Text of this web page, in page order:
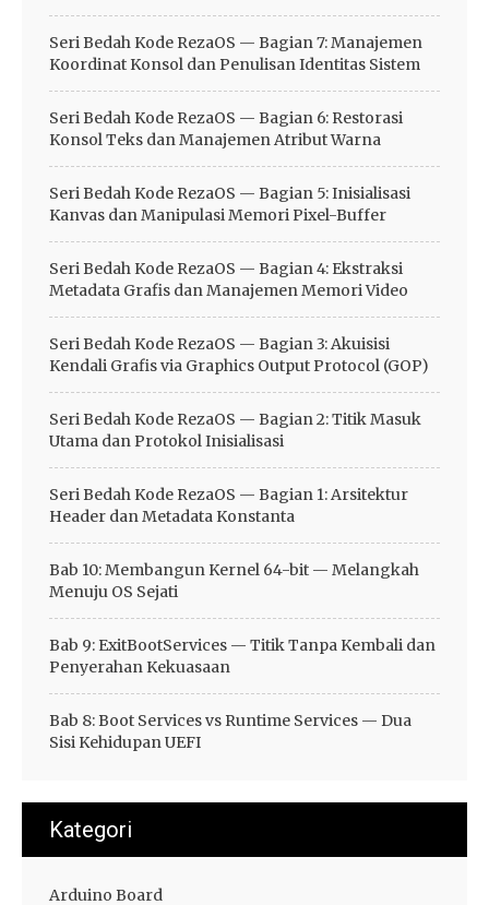
Seri Bedah Kode RezaOS — Bagian 7: Manajemen
Koordinat Konsol dan Penulisan Identitas Sistem
Seri Bedah Kode RezaOS — Bagian 6: Restorasi
Konsol Teks dan Manajemen Atribut Warna
Seri Bedah Kode RezaOS — Bagian 5: Inisialisasi
Kanvas dan Manipulasi Memori Pixel-Buffer
Seri Bedah Kode RezaOS — Bagian 4: Ekstraksi
Metadata Grafis dan Manajemen Memori Video
Seri Bedah Kode RezaOS — Bagian 3: Akuisisi
Kendali Grafis via Graphics Output Protocol (GOP)
Seri Bedah Kode RezaOS — Bagian 2: Titik Masuk
Utama dan Protokol Inisialisasi
Seri Bedah Kode RezaOS — Bagian 1: Arsitektur
Header dan Metadata Konstanta
Bab 10: Membangun Kernel 64-bit — Melangkah
Menuju OS Sejati
Bab 9: ExitBootServices — Titik Tanpa Kembali dan
Penyerahan Kekuasaan
Bab 8: Boot Services vs Runtime Services — Dua
Sisi Kehidupan UEFI
Kategori
Arduino Board